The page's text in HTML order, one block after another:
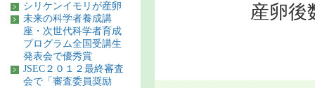
産卵後
シリケンイモリが産卵
未来の科学者養成講
座・次世代科学者育成
プログラム全国受講生
発表会で優秀賞
JSEC２０１２最終審査
会で「審査委員奨励